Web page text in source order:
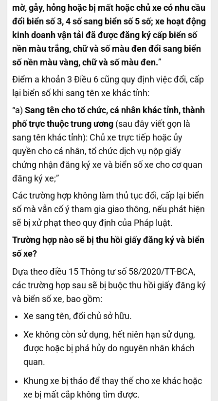
mờ, gẫy, hỏng hoặc bị mất hoặc chủ xe có nhu cầu
đổi biển số 3, 4 số sang biển số 5 số; xe hoạt động
kinh doanh vận tải đã được đăng ký cấp biển số
nền màu trắng, chữ và số màu đen đổi sang biển
số nền màu vàng, chữ và số màu đen.”
Điểm a khoản 3 Điều 6 cũng quy định việc đổi, cấp
lại biển số khi sang tên xe khác tỉnh:
“a) Sang tên cho tổ chức, cá nhân khác tỉnh, thành
phố trực thuộc trung ương (sau đây viết gọn là
sang tên khác tỉnh): Chủ xe trực tiếp hoặc ủy
quyền cho cá nhân, tổ chức dịch vụ nộp giấy
chứng nhận đăng ký xe và biển số xe cho cơ quan
đăng ký xe;”
Các trường hợp không làm thủ tục đổi, cấp lại biển
số mà vẫn cố ý tham gia giao thông, nếu phát hiện
sẽ bị xử phạt theo quy định của Pháp luật.
Trường hợp nào sẽ bị thu hồi giấy đăng ký và biển
số xe?
Dựa theo điều 15 Thông tư số 58/2020/TT-BCA,
các trường hợp sau sẽ bị buộc thu hồi giấy đăng ký
và biển số xe, bao gồm:
Xe sang tên, đổi chủ sở hữu.
Xe không còn sử dụng, hết niên hạn sử dụng,
được hoặc bị phá hủy do nguyên nhân khách
quan.
Khung xe bị tháo để thay thế cho xe khác hoặc
xe bị mất cắp không tìm được.